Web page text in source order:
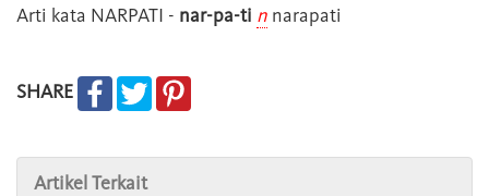
Arti kata NARPATI - nar-pa-ti n narapati
SHARE
Artikel Terkait